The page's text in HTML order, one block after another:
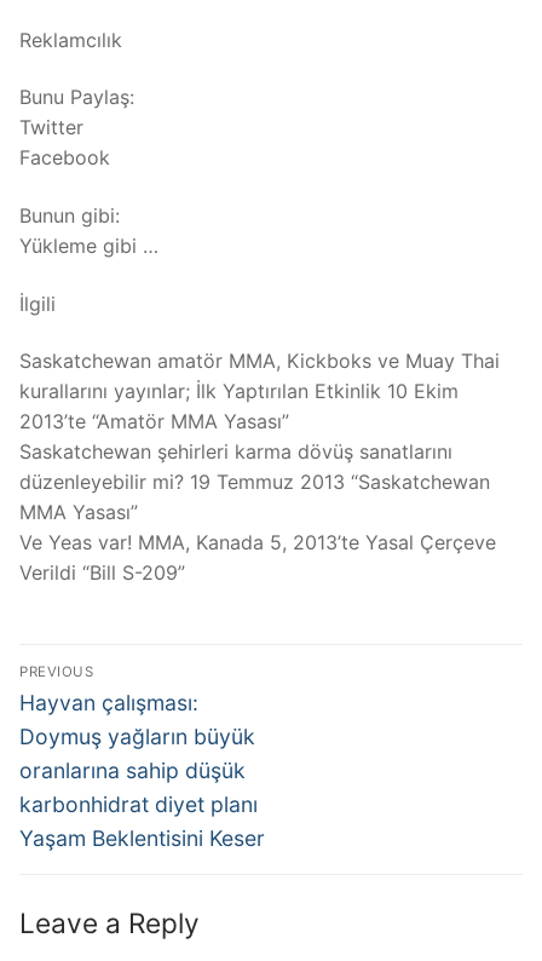
Reklamcılık
Bunu Paylaş:
Twitter
Facebook
Bunun gibi:
Yükleme gibi …
İlgili
Saskatchewan amatör MMA, Kickboks ve Muay Thai
kurallarını yayınlar; İlk Yaptırılan Etkinlik 10 Ekim
2013’te “Amatör MMA Yasası”
Saskatchewan şehirleri karma dövüş sanatlarını
düzenleyebilir mi? 19 Temmuz 2013 “Saskatchewan
MMA Yasası”
Ve Yeas var! MMA, Kanada 5, 2013’te Yasal Çerçeve
Verildi “Bill S-209”
Post
navigation
PREVIOUS
Previous
post:
Hayvan çalışması:
Doymuş yağların büyük
oranlarına sahip düşük
karbonhidrat diyet planı
Yaşam Beklentisini Keser
Leave a Reply